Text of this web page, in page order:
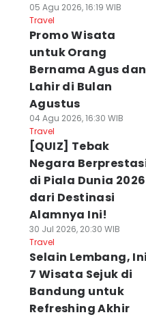
05 Agu 2026, 16:19 WIB
Travel
Promo Wisata
untuk Orang
Bernama Agus dan
Lahir di Bulan
Agustus
04 Agu 2026, 16:30 WIB
Travel
[QUIZ] Tebak
Negara
di Piala Dunia 2026
dari Destinasi
Alamnya Ini!
30 Jul 2026, 20:30 WIB
Travel
Selain Lembang, Ini
7 Wisata Sejuk di
Bandung untuk
Refreshing Akhir